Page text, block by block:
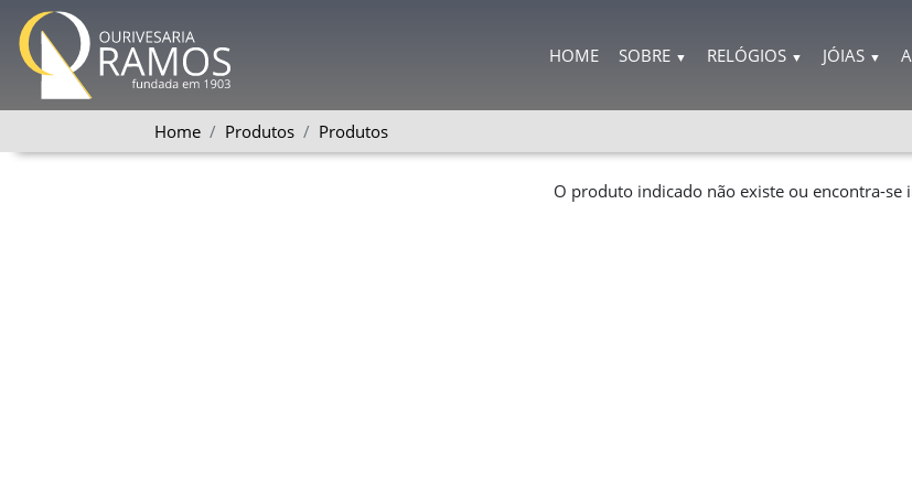
HOME SOBRE ▼ RELÓGIOS ▼ JÓIAS ▼
Home Produtos Produtos
O produto indicado não existe ou encontra-se